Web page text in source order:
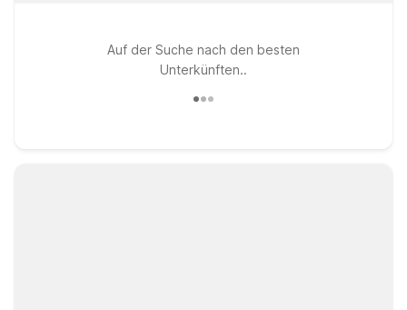
Auf der Suche nach den besten
Unterkünften..